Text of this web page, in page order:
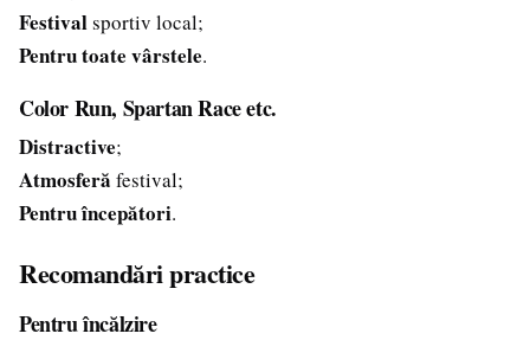
Festivalsportiv local;
Pentru toate vârstele.
Color Run, Spartan Race etc.
Distractive;
Atmosferă festival;
Pentru începători.
Recomandări practice
Pentru încălzire